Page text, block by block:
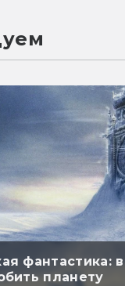
фантастика:
планету